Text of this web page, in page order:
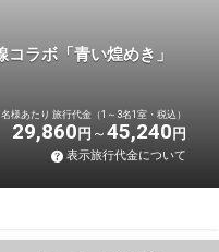
コラボ「青い煌めき」
様あたり 旅行代金（1～3名1室・税込）
29,860 円 45,240 円
表示旅行代金について